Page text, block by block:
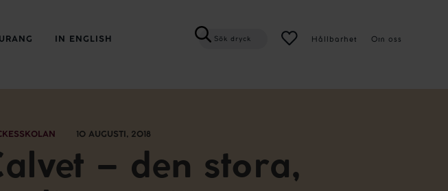
IN ENGLISH Sök dryck Hållbarhet Om oss
10 AUGUSTI, 2018
– den stora,